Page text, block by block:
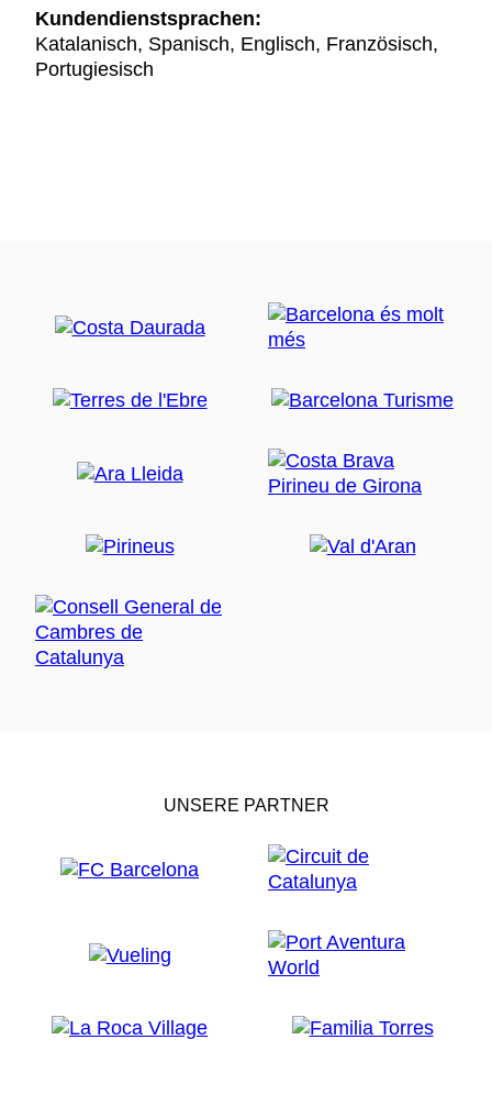
Kundendienstsprachen:
Katalanisch, Spanisch, Englisch, Französisch,
Portugiesisch
UNSERE PARTNER